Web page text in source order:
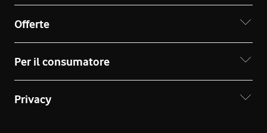
Offerte
Per il consumatore
Privacy